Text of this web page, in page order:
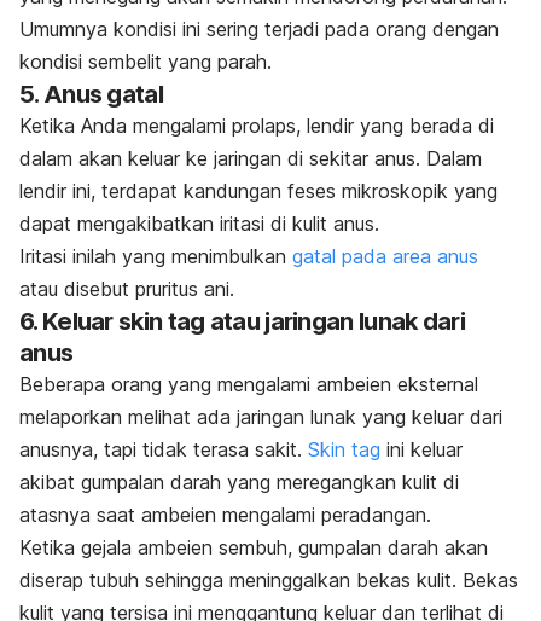
Umumnya kondisi ini sering terjadi pada orang dengan
kondisi sembelit yang parah.
5. Anus gatal
Ketika Anda mengalami prolaps, lendir yang berada di
dalam akan keluar ke jaringan di sekitar anus. Dalam
lendir ini, terdapat kandungan feses mikroskopik yang
dapat mengakibatkan iritasi di kulit anus.
Iritasi inilah yang menimbulkan gatal pada area anus
atau disebut pruritus ani.
6. Keluarskin tag atau jaringan lunak dari
anus
Beberapa orang yang mengalami ambeien eksternal
melaporkan melihat ada jaringan lunak yang keluar dari
anusnya, tapi tidak terasa sakit. Skin tag ini keluar
akibat gumpalan darah yang meregangkan kulit di
atasnya saat ambeien mengalami peradangan.
Ketika gejala ambeien sembuh, gumpalan darah akan
diserap tubuh sehingga meninggalkan bekas kulit. Bekas
kulit yang tersisa ini menggantung keluar dan terlihat di